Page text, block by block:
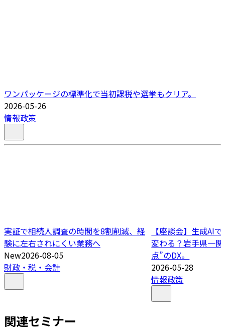
ワンパッケージの標準化で当初課税や選挙もクリア。
2026-05-26
情報政策
実証で相続人調査の時間を8割削減、経
験に左右されにくい業務へ
New2026-08-05
財政・税・会計
【座談会】生成AI
変わる？岩手県一
点”のDX。
2026-05-28
情報政策
関連セミナー